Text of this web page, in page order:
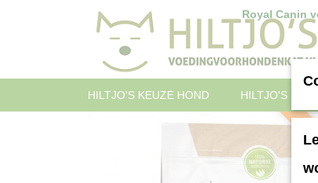
Royal Canin
HILTJO'S KEUZE HOND HILTJO'S